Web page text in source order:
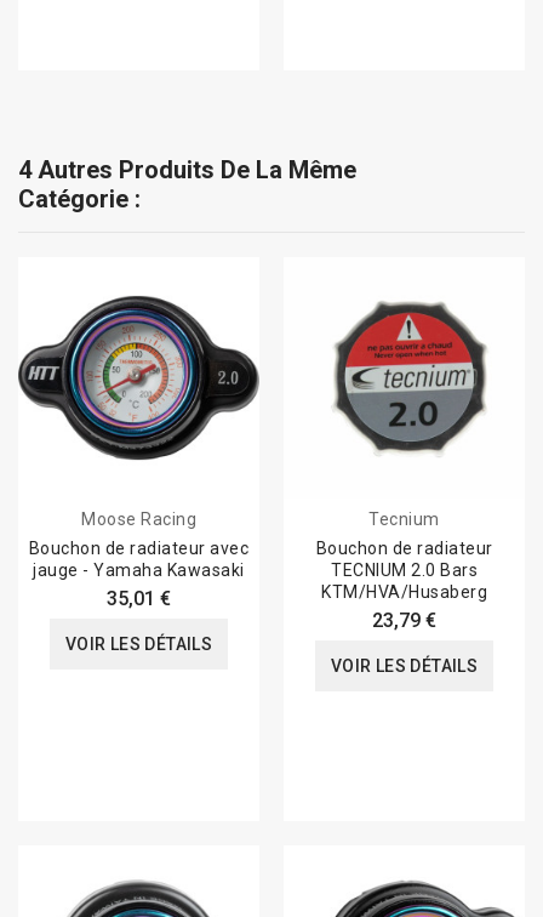
4 Autres Produits De La Même
Catégorie :
Moose Racing
Bouchon de radiateur avec
jauge - Yamaha Kawasaki
35,01 €
VOIR LES DÉTAILS
Tecnium
Bouchon de radiateur
TECNIUM 2.0 Bars
KTM/HVA/Husaberg
23,79 €
VOIR LES DÉTAILS